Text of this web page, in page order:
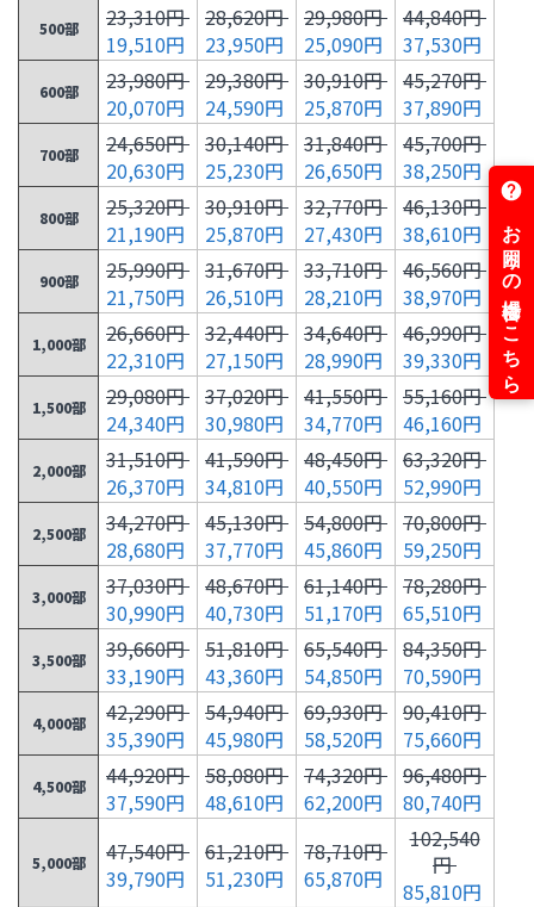
500部
23,310円
19,510円
28,620円
23,950円
29,980円
25,090円
44,840円
37,530円
600部
23,980円
20,070円
29,380円
24,590円
30,910円
25,870円
45,270円
37,890円
700部
24,650円
20,630円
30,140円
25,230円
31,840円
26,650円
45,700円
38,250円
800部
25,320円
21,190円
30,910円
25,870円
32,770円
27,430円
46,130円
38,610円
900部
25,990円
21,750円
31,670円
26,510円
33,710円
28,210円
46,560円
38,970円
1,000部
26,660円
22,310円
32,440円
27,150円
34,640円
28,990円
46,990円
39,330円
1,500部
29,080円
24,340円
37,020円
30,980円
41,550円
34,770円
55,160円
46,160円
2,000部
31,510円
26,370円
41,590円
34,810円
48,450円
40,550円
63,320円
52,990円
2,500部
34,270円
28,680円
45,130円
37,770円
54,800円
45,860円
70,800円
59,250円
3,000部
37,030円
30,990円
48,670円
40,730円
61,140円
51,170円
78,280円
65,510円
3,500部
39,660円
33,190円
51,810円
43,360円
65,540円
54,850円
84,350円
70,590円
4,000部
42,290円
35,390円
54,940円
45,980円
69,930円
58,520円
90,410円
75,660円
4,500部
44,920円
37,590円
58,080円
48,610円
74,320円
62,200円
96,480円
80,740円
5,000部
47,540円
39,790円
61,210円
51,230円
78,710円
65,870円
102,540
円
85,810円